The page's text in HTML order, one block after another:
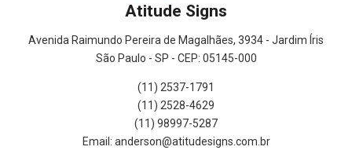
Atitude Signs
Avenida Raimundo Pereira de Magalhães, 3934 - Jardim Íris
São Paulo - SP - CEP: 05145-000
(11) 2537-1791
(11) 2528-4629
(11) 98997-5287